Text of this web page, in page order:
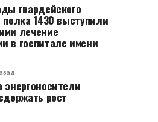
гвардейского
полка 1430 выступили
лечение
в госпитале имени
рост